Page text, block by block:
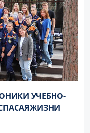
УЧЕБНО-